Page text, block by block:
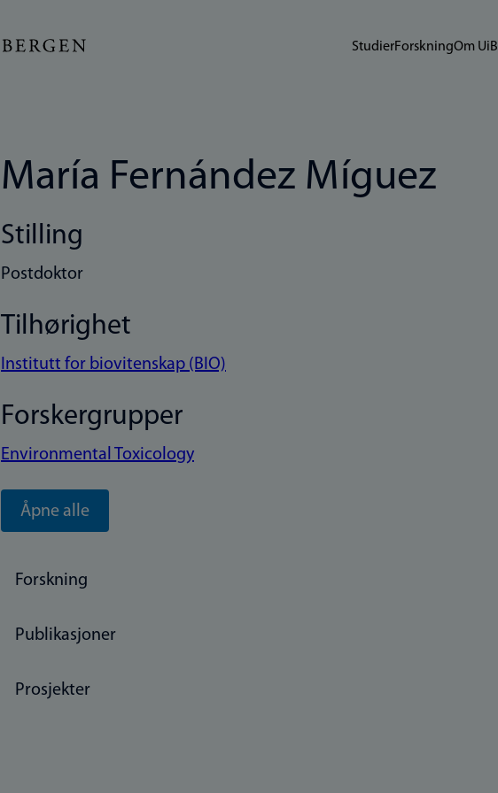
StudierForskningOm UiB
María Fernández Míguez
Stilling
Postdoktor
Tilhørighet
Institutt for biovitenskap (BIO)
Forskergrupper
Environmental Toxicology
Åpne alle
Forskning
Publikasjoner
Prosjekter